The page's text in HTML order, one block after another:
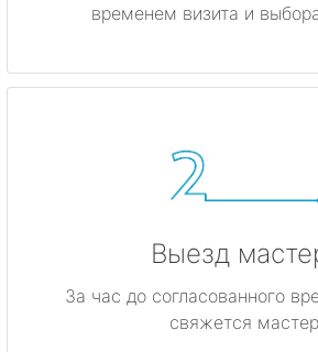
временем визита и
Выезд
За час до согласованного
свяжется